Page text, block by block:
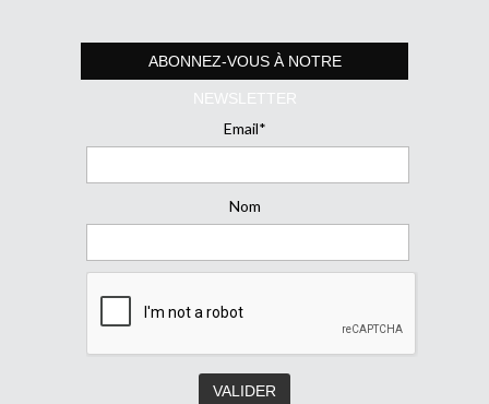
ABONNEZ-VOUS À NOTRE
NEWSLETTER
Email*
Nom